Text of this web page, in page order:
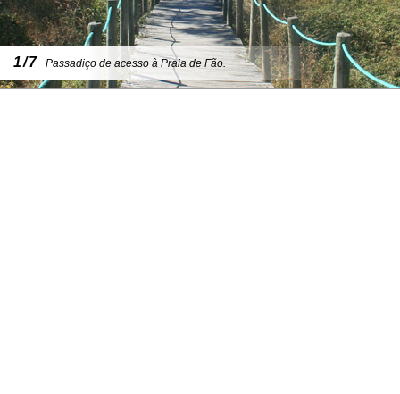
1/7 Passadiço de acesso à Praia de Fão.